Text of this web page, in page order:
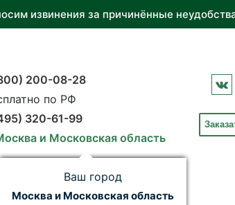
извинения за причинённые
200-08-28
по РФ
320-61-99
и Московская область
Ваш город
Москва и Московская область